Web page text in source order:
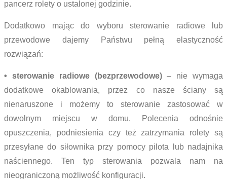
pancerz rolety o ustalonej godzinie.
Dodatkowo mając do wyboru sterowanie radiowe lub
przewodowe dajemy Państwu pełną elastyczność
rozwiązań:
• sterowanie radiowe (bezprzewodowe)– nie wymaga
dodatkowe okablowania, przez co nasze ściany są
nienaruszone i możemy to sterowanie zastosować w
dowolnym miejscu w domu. Polecenia odnośnie
opuszczenia, podniesienia czy też zatrzymania rolety są
przesyłane do siłownika przy pomocy pilota lub nadajnika
naściennego. Ten typ sterowania pozwala nam na
nieograniczoną możliwość konfiguracji.